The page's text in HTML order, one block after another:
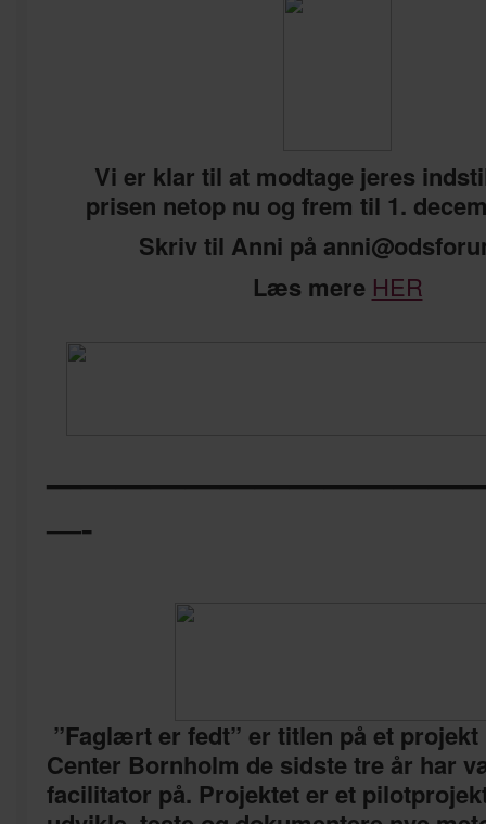
Vi er klar til at modtage jeres
prisen netop nu og frem til 1.
Skriv til Anni på
Læs mere HER
—-
”Faglært er fedt” er titlen på et
Center Bornholm de sidste tre år har
facilitator på. Projektet er et